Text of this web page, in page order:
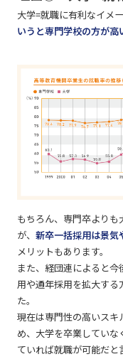
大学=就職に有利なイメ
いうと専門学校の方が高
もちろん、専門卒より
が、 新卒一括採用は景気
メリットもあります。
また、経団連によると
用や通年採用を拡大する
た。
現在は専門性の高いスキ
め、大学を卒業してい
ていれば就職が可能だと